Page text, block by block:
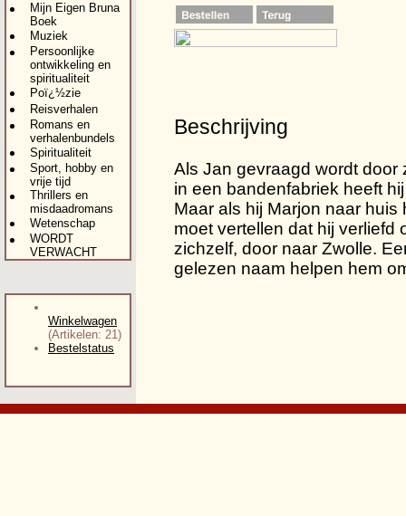
Mijn Eigen Bruna
Boek
Muziek
Persoonlijke
ontwikkeling en
spiritualiteit
Poï¿½zie
Reisverhalen
Romans en
verhalenbundels
Spiritualiteit
Sport, hobby en
vrije tijd
Thrillers en
misdaadromans
Wetenschap
WORDT
VERWACHT
Winkelwagen
(Artikelen: 21)
Bestelstatus
Beschrijving
Als Jan gevraagd wordt door
in een bandenfabriek heeft
Maar als hij Marjon naar
moet vertellen dat hij verliefd
zichzelf, door naar Zwolle.
gelezen naam helpen hem